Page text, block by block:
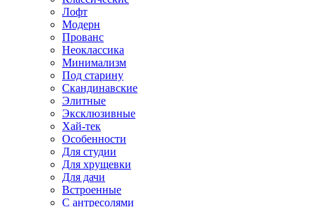
Лофт
Модерн
Прованс
Неоклассика
Минимализм
Под старину
Скандинавские
Элитные
Эксклюзивные
Хай-тек
Особенности
Для студии
Для хрущевки
Для дачи
Встроенные
С антресолями